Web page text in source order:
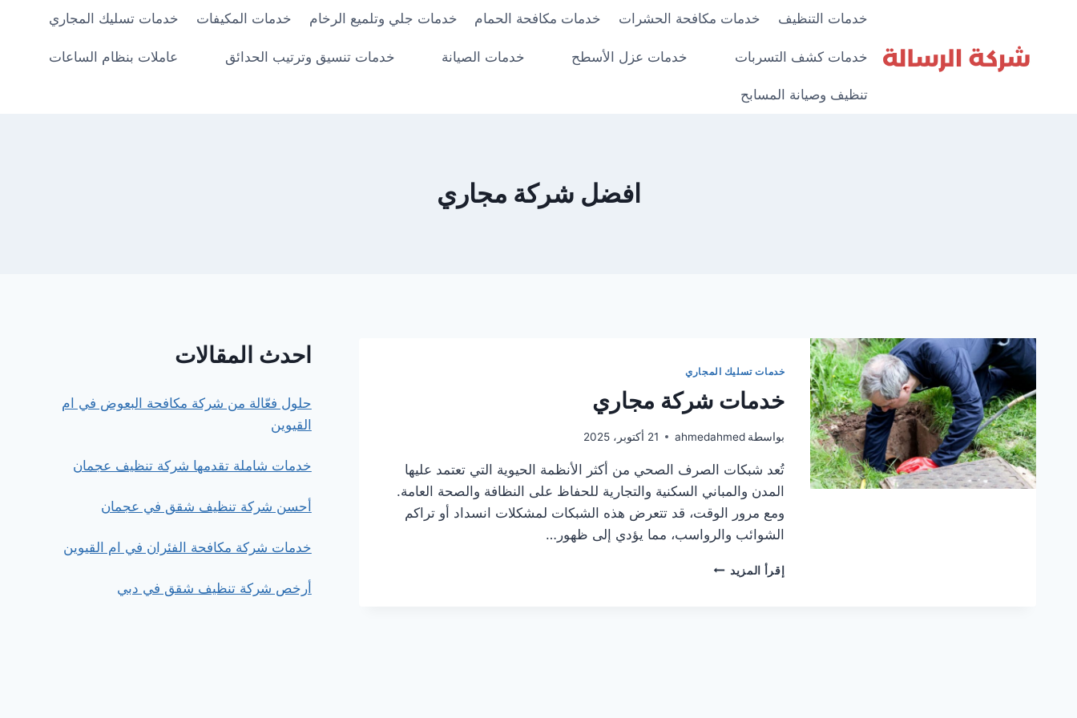
خدمات التنظيف خدمات مكافحة الحشرات خدمات مكافحة الحمام خدمات جلي وتلميع الرخام خدمات المكيفات خدمات تسليك المجاري
خدمات كشف التسربات خدمات عزل الأسطح خدمات الصيانة خدمات تنسيق وترتيب الحدائق عاملات بنظام الساعات
تنظيف وصيانة المسابح
افضل شركة مجاري
خدمات تسليك المجاري
خدمات شركة مجاري
بواسطة ahmedahmed 21 أكتوبر، 2025
تُعد شبكات الصرف الصحي من أكثر الأنظمة الحيوية التي تعتمد عليها
المدن والمباني السكنية والتجارية للحفاظ على النظافة والصحة العامة.
ومع مرور الوقت، قد تتعرض هذه الشبكات لمشكلات انسداد أو تراكم
الشوائب والرواسب، مما يؤدي إلى ظهور…
إقرأ المزيد خدمات
احدث المقالات
حلول فعّالة من شركة مكافحة البعوض في ام
القيوين
خدمات شاملة تقدمها شركة تنظيف عجمان
أحسن شركة تنظيف شقق في عجمان
خدمات شركة مكافحة الفئران في ام القيوين
أرخص شركة تنظيف شقق في دبي